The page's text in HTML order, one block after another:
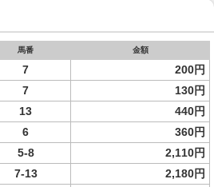
馬番 金額
7 200円
7
130円
13
440円
6
360円
5-8
2,110円
7-13 2,180円